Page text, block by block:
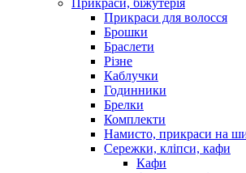
Прикраси для волосся
Брошки
Браслети
Різне
Каблучки
Годинники
Брелки
Комплекти
Намисто, прикраси на
Сережки, кліпси, кафи
Кафи